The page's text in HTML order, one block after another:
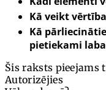
Kā veikt
Kā
pietiekami
Šis raksts pieejams
Autorizējies